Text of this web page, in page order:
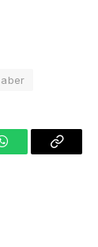
WhatsAppCopy